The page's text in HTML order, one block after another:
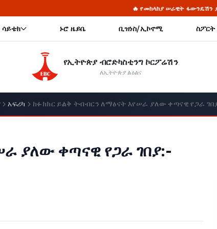
🔥 የመከላከያ ሠራዊት ፋውንዴሽን ያስመዘገበውን ለውጥ
ሳይቴክ ኑሮ ዜይቤ ቢዝነስ/ኢኮኖሚ ስፖርት
የኢትዮጵያ ብሮድካስቲንግ ኮርፖሬሽን
ለኢትዮጵያ ልዕልና
አፍሪካ ከፉክክር ይልቅ ትብብርን ለማፅናት እየሠራ ያለው ቀጣናዊ የጋራ
ያለው ቀጣናዊ የጋራ ገበያ:-